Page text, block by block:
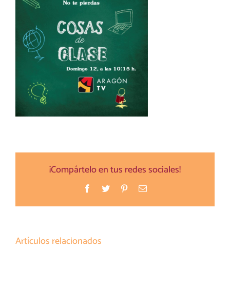
¡Compártelo en tus redes sociales!
Facebook
Twitter PinterestCorreo
Artículos relacionados